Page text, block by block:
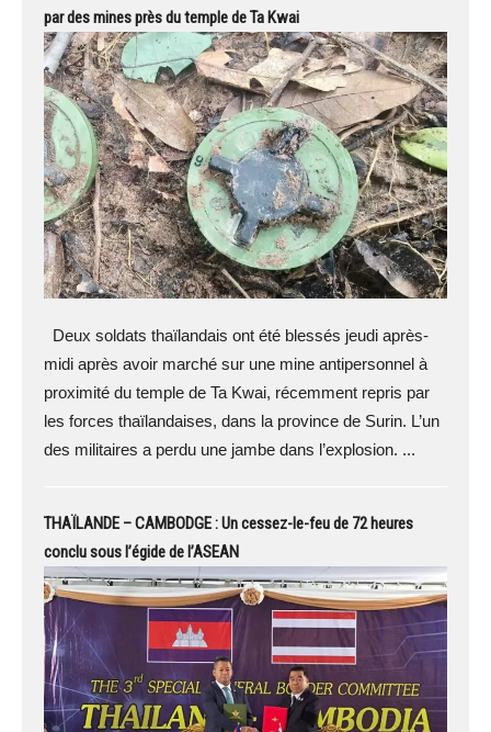
par des mines près du temple de Ta Kwai
Deux soldats thaïlandais ont été blessés jeudi après-
midi après avoir marché sur une mine antipersonnel à
proximité du temple de Ta Kwai, récemment repris par
les forces thaïlandaises, dans la province de Surin. L’un
des militaires a perdu une jambe dans l’explosion. ...
THAÏLANDE – CAMBODGE : Un cessez-le-feu de 72 heures
conclu sous l’égide de l’ASEAN